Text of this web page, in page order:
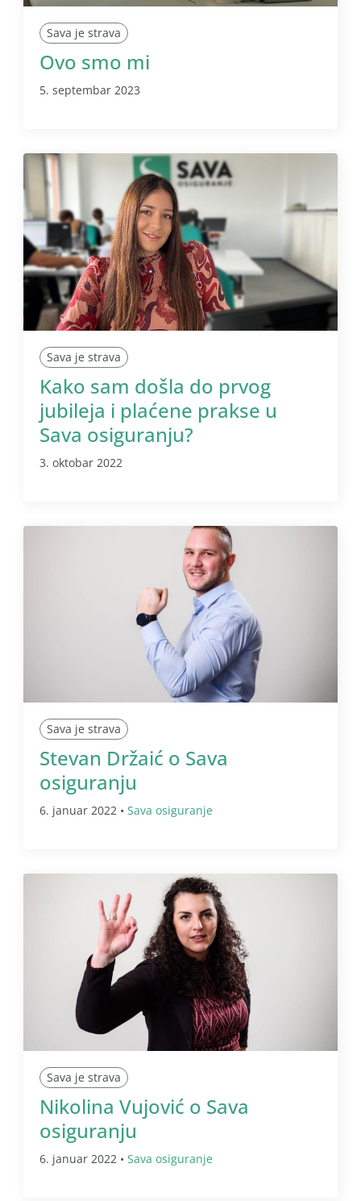
Sava je strava
Ovo smo mi
5. septembar 2023
Sava je strava
Kako sam došla do prvog
jubileja i plaćene prakse u
Sava osiguranju?
3. oktobar 2022
Sava je strava
Stevan Držaić o Sava
osiguranju
6. januar 2022 • Sava osiguranje
Sava je strava
Nikolina Vujović o Sava
osiguranju
6. januar 2022 • Sava osiguranje